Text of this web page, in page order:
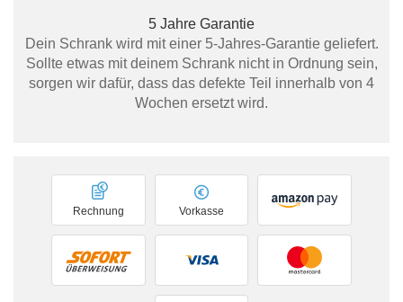
5 Jahre Garantie
Dein Schrank wird mit einer 5-Jahres-Garantie geliefert.
Sollte etwas mit deinem Schrank nicht in Ordnung sein,
sorgen wir dafür, dass das defekte Teil innerhalb von 4
Wochen ersetzt wird.
Vorkasse
Rechnung